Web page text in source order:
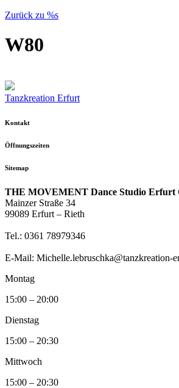
Zurück zu %s
W80
Tanzkreation Erfurt
Kontakt
Öffnungszeiten
Sitemap
THE MOVEMENT Dance Studio Erfurt
Mainzer Straße 34
99089 Erfurt – Rieth
Tel.: 0361 78979346
E-Mail: Michelle.lebruschka@tanzkreation-
Montag
15:00 – 20:00
Dienstag
15:00 – 20:30
Mittwoch
15:00 – 20:30